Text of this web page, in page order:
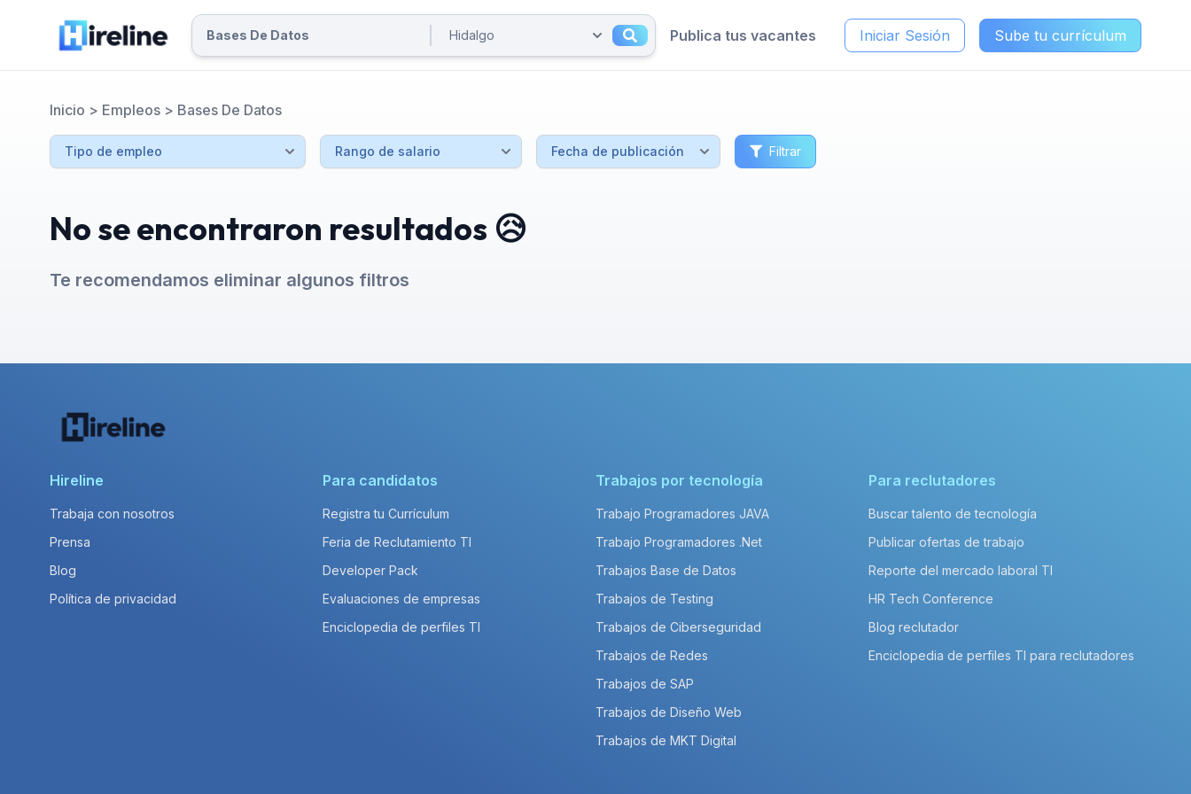
Publica tus vacantes Iniciar Sesión Sube tu currículum
Inicio > Empleos > Bases De Datos
Filtrar
No se encontraron resultados 😥
Te recomendamos eliminar algunos filtros
Hireline
Trabaja con nosotros
Prensa
Blog
Política de privacidad
Para candidatos
Registra tu Currículum
Feria de Reclutamiento TI
Developer Pack
Evaluaciones de empresas
Enciclopedia de perfiles TI
Trabajos por tecnología
Trabajo Programadores JAVA
Trabajo Programadores .Net
Trabajos Base de Datos
Trabajos de Testing
Trabajos de Ciberseguridad
Trabajos de Redes
Trabajos de SAP
Trabajos de Diseño Web
Trabajos de MKT Digital
Para reclutadores
Buscar talento de tecnología
Publicar ofertas de trabajo
Reporte del mercado laboral TI
HR Tech Conference
Blog reclutador
Enciclopedia de perfiles TI para reclutadores